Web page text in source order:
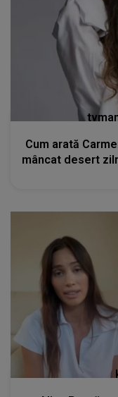
Cum arată
mâncat desert